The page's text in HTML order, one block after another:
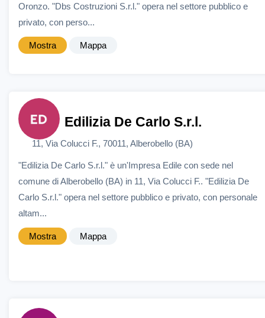
Oronzo. "Dbs Costruzioni S.r.l." opera nel settore pubblico e
privato, con perso...
Mostra Mappa
Edilizia De Carlo S.r.l.
11, Via Colucci F., 70011, Alberobello (BA)
"Edilizia De Carlo S.r.l." è un'Impresa Edile con sede nel
comune di Alberobello (BA) in 11, Via Colucci F.. "Edilizia De
Carlo S.r.l." opera nel settore pubblico e privato, con personale
altam...
Mostra Mappa